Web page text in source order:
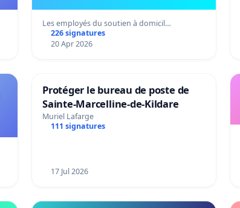
Les employés du soutien à domicil…
226 signatures
20 Apr 2026
Protéger le bureau de poste de
Sainte-Marcelline-de-Kildare
Muriel Lafarge
111 signatures
17 Jul 2026